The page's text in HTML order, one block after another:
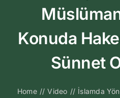
Konuda
Sünnet
Home // Video // İslamda